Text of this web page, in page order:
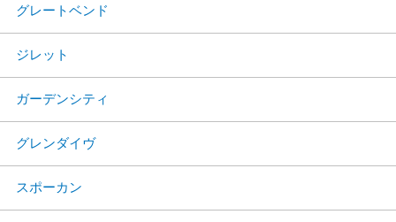
グレートベンド
ジレット
ガーデンシティ
グレンダイヴ
スポーカン